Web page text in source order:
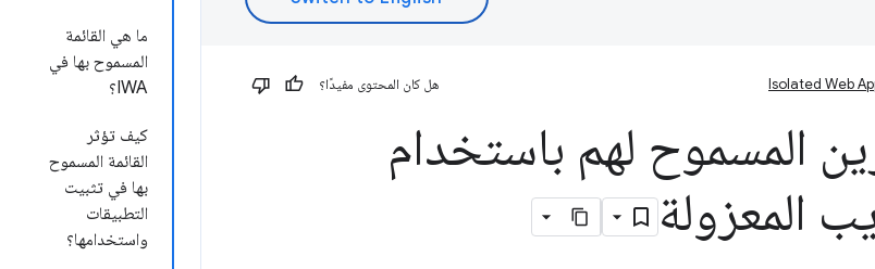
ما هي القائمة
المسموح بها في
IWA؟
كيف تؤثر
القائمة المسموح
بها في تثبيت
التطبيقات
واستخدامها؟
Isolated Web هل كان المحتوى مفيدًا؟
المسموح لهم باستخدام
المعزولة